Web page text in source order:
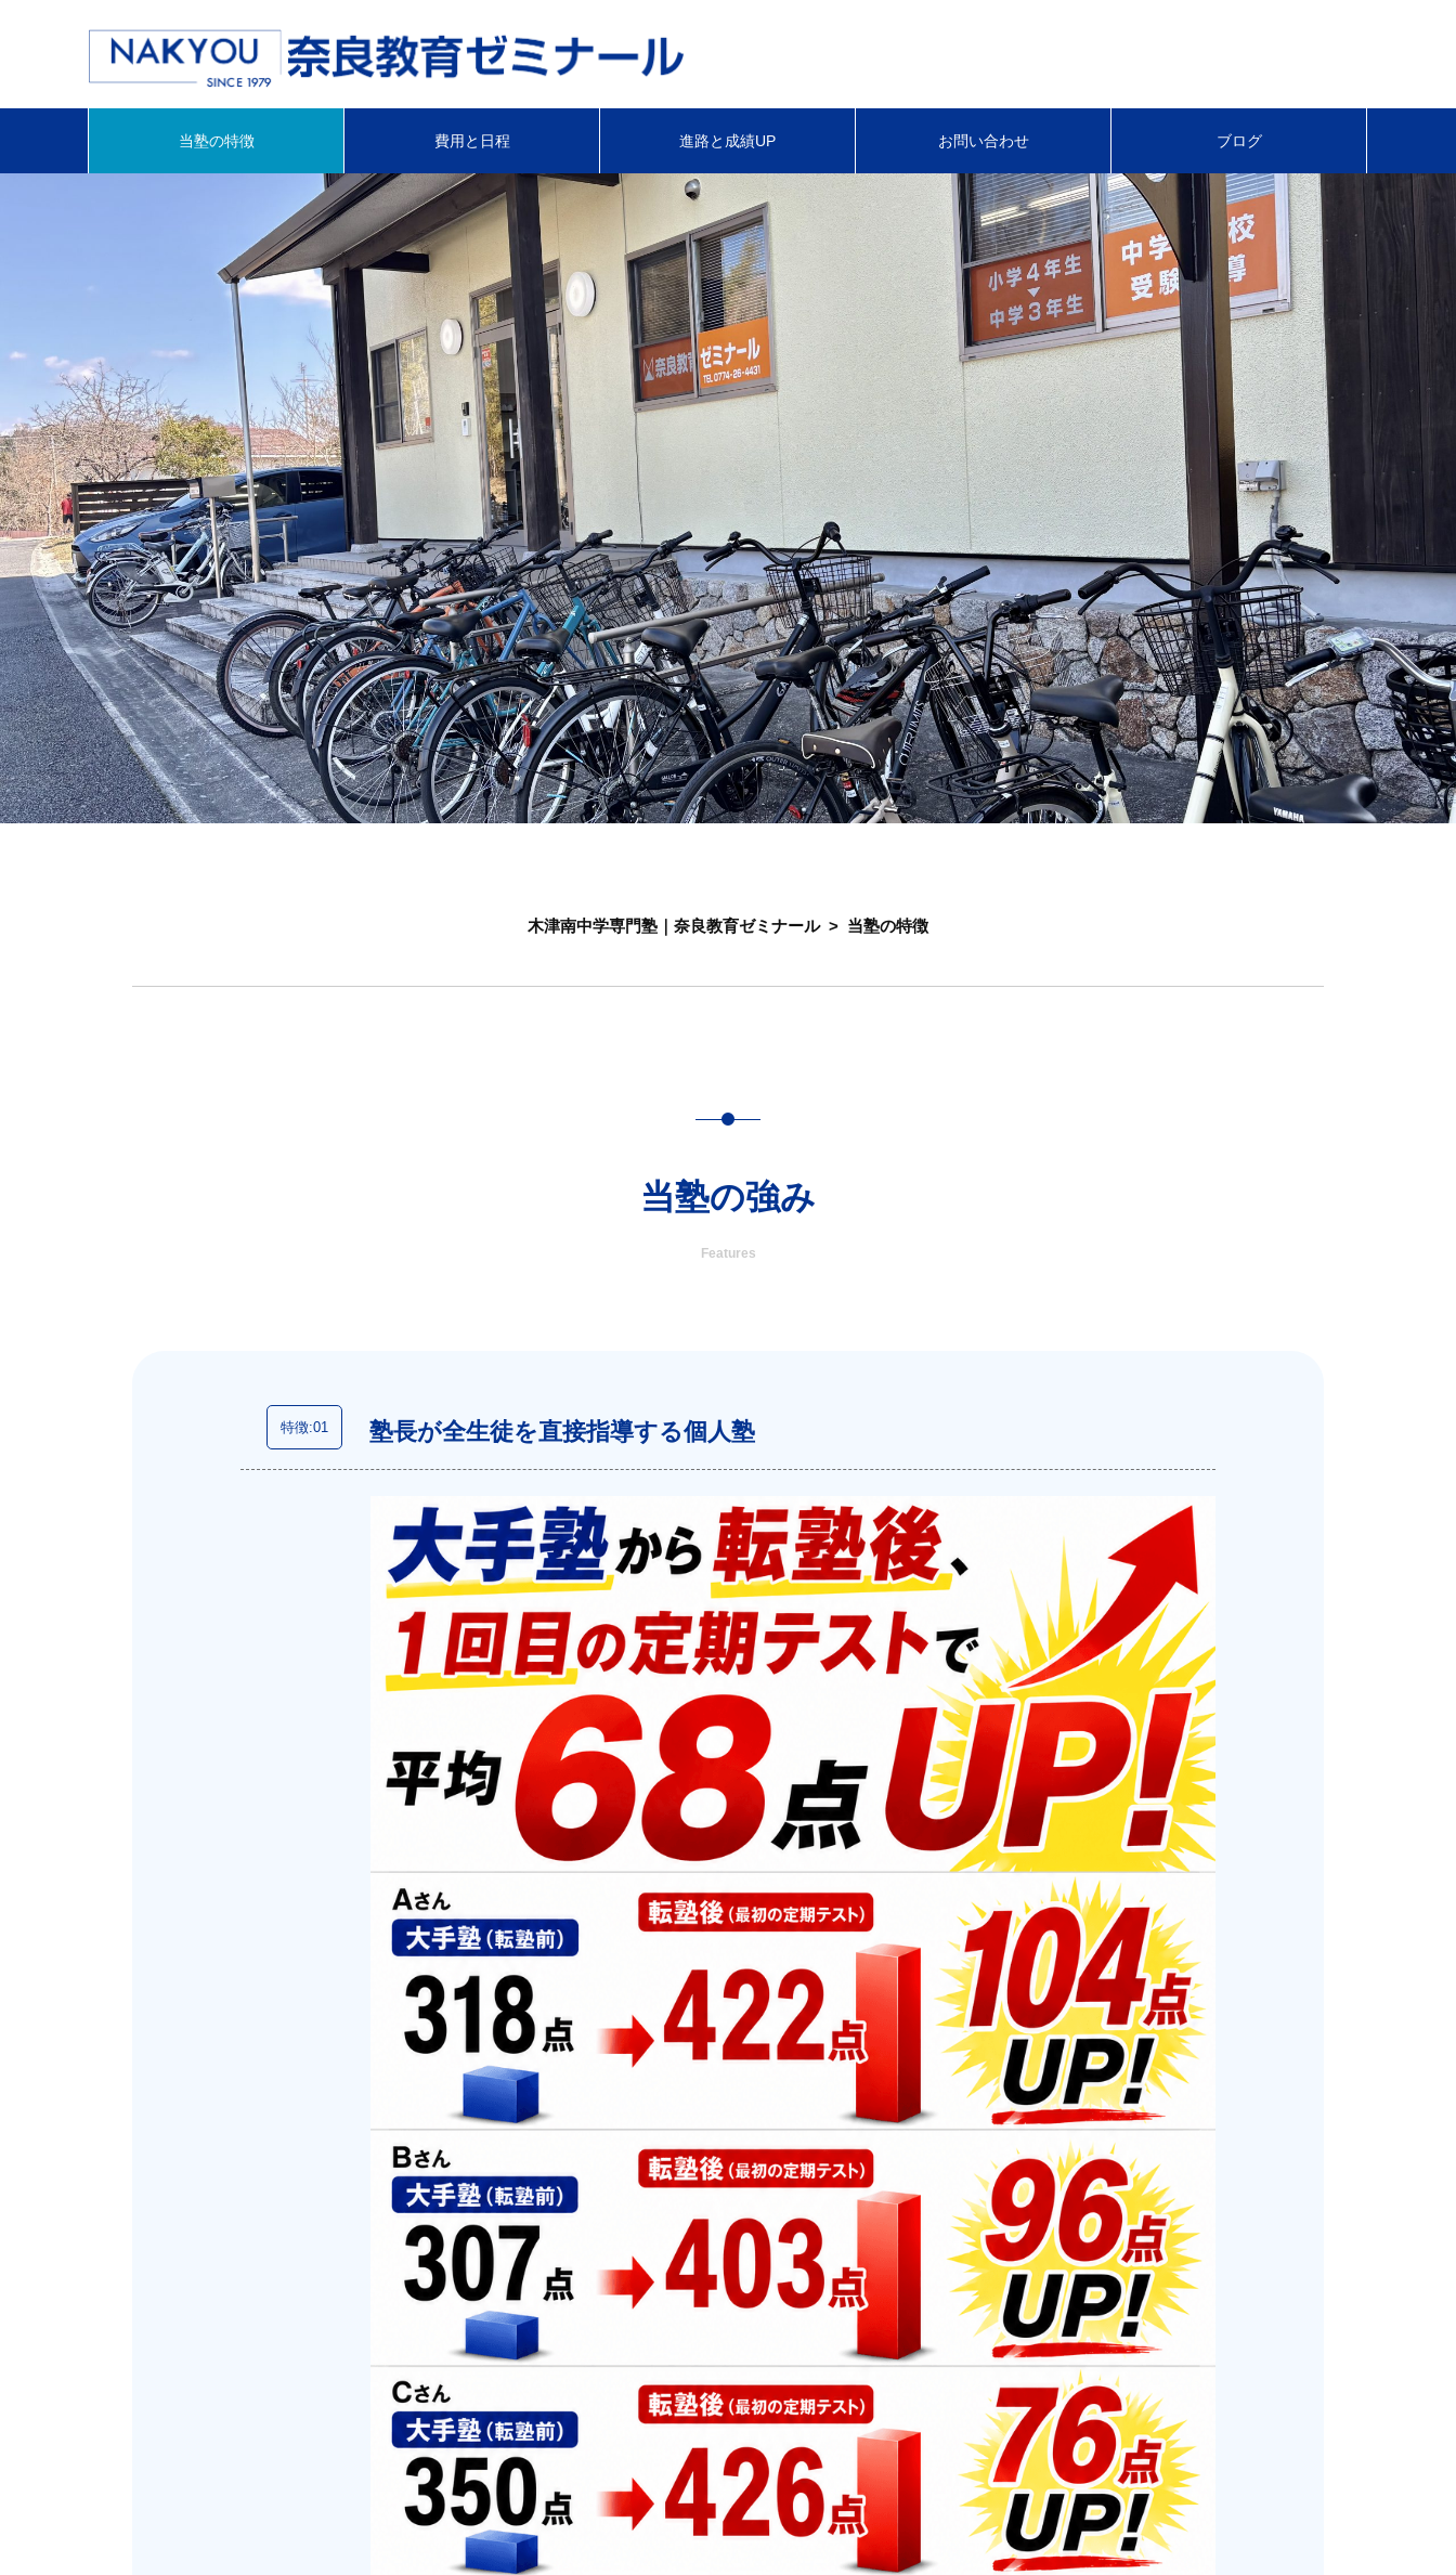
当塾の特徴 費用と日程 進路と成績UP お問い合わせ ブログ
木津南中学専門塾｜奈良教育ゼミナール> 当塾の特徴
当塾の強み
Features
特徴:01 塾長が全生徒を直接指導する個人塾